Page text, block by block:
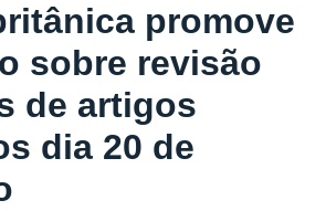
promove
sobre revisão
de artigos
dia 20 de